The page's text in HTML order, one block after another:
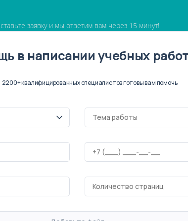
заявку и мы ответим вам через 15 минут!
в написании учебных
2200+ квалифицированных специалистов готовы вам помочь